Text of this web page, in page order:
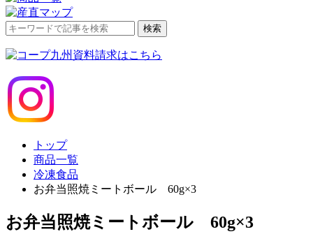
検
対
検索
トップ
商品一覧
冷凍食品
お弁当照焼ミートボール 60g×3
お弁当照焼ミートボール 60g×3